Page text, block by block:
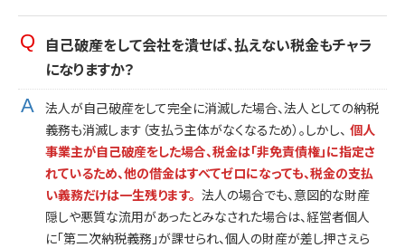
自己破産をして会社を潰せば、払えない税金もチャラ
になりますか？
法人が自己破産をして完全に消滅した場合、法人としての納税
義務も消滅します（支払う主体がなくなるため）。しかし、 個人
事業主が自己破産をした場合、税金は「非免責債権」に指定さ
れているため、他の借金はすべてゼロになっても、税金の支払
い義務だけは一生残ります。 法人の場合でも、意図的な財産
隠しや悪質な流用があったとみなされた場合は、経営者個人
に「第二次納税義務」が課せられ、個人の財産が差し押さえら